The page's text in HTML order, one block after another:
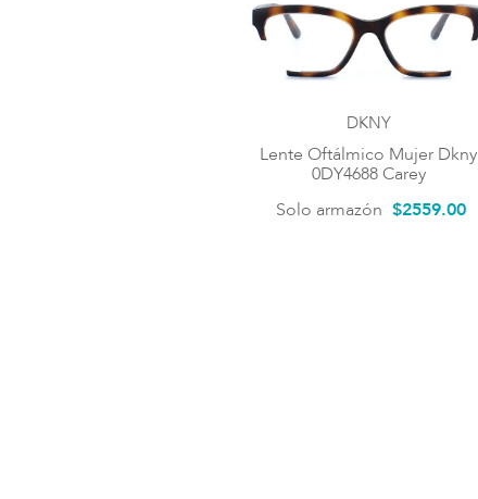
DKNY
Lente Oftálmico Mujer Dkny
0DY4688 Carey
Solo armazón $2559.00